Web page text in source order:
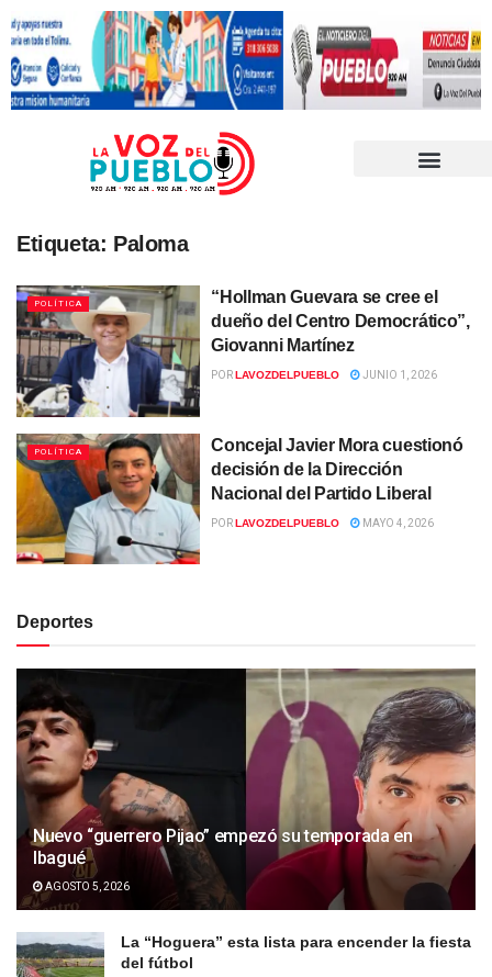
Etiqueta: Paloma
POLÍTICA
“Hollman Guevara se cree el
dueño del Centro Democrático”,
Giovanni Martínez
PORLAVOZDELPUEBLO JUNIO 1, 2026
POLÍTICA
Concejal Javier Mora cuestionó
decisión de la Dirección
Nacional del Partido Liberal
PORLAVOZDELPUEBLO MAYO 4, 2026
Deportes
Nuevo “guerrero Pijao” empezó su temporada en
Ibagué
AGOSTO 5, 2026
La “Hoguera” esta lista para encender la fiesta
del fútbol